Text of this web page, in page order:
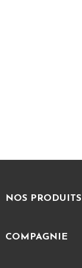
NOS PRODUITS
COMPAGNIE